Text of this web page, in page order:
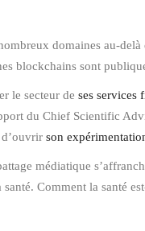
domaines au-
blockchains sont
le secteur de ses services
du Chief Scientific
son
médiatique
Comment la santé